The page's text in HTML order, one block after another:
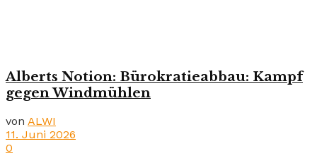
Alberts Notion: Bürokratieabbau: Kampf
gegen Windmühlen
von ALWI
11. Juni 2026
0